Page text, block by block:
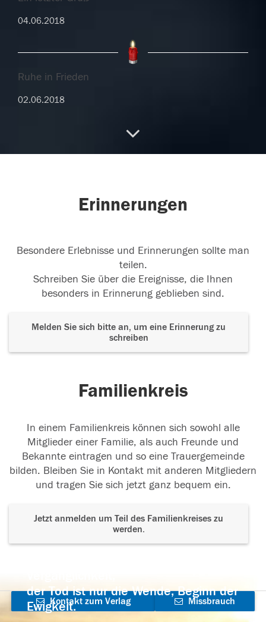
04.06.2018
Ruhe in Frieden
02.06.2018
Ruhe in Frieden
Erinnerungen
Besondere Erlebnisse und Erinnerungen sollte man
teilen.
Schreiben Sie über die Ereignisse, die Ihnen
besonders in Erinnerung geblieben sind.
Melden Sie sich bitte an, um eine Erinnerung zu
schreiben
Familienkreis
In einem Familienkreis können sich sowohl alle
Mitglieder einer Familie, als auch Freunde und
Bekannte eintragen und so eine Trauergemeinde
bilden. Bleiben Sie in Kontakt mit anderen Mitgliedern
und tragen Sie sich jetzt ganz bequem ein.
Jetzt anmelden um Teil des Familienkreises zu
werden.
der Tod ist nur die Wende, Beginn der
Ewigkeit.
Kontakt zum Verlag
Missbrauch